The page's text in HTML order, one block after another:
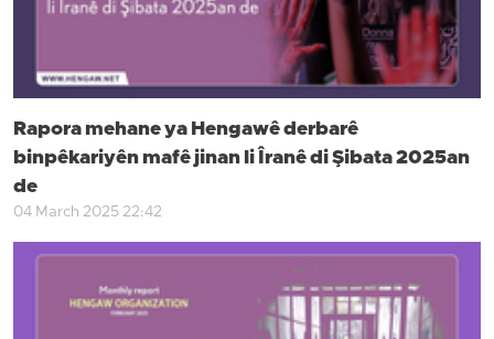
Rapora mehane ya Hengawê derbarê
binpêkariyên mafê jinan li Îranê di Şibata 2025an
de
04 March 2025 22:42